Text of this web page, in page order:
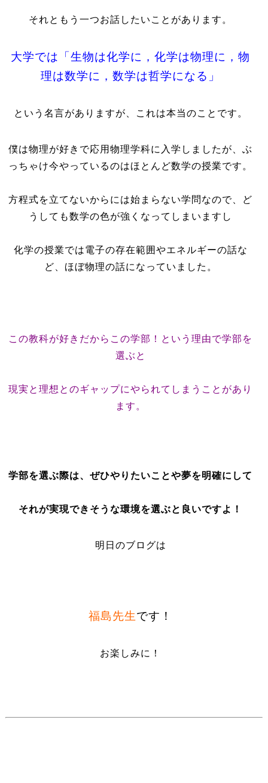
それともう一つお話したいことがあります。
大学では「生物は化学に，化学は物理に，物
理は数学に，数学は哲学になる」
という名言がありますが、これは本当のことです。
僕は物理が好きで応用物理学科に入学しましたが、ぶ
っちゃけ今やっているのはほとんど数学の授業です。
方程式を立てないからには始まらない学問なので、ど
うしても数学の色が強くなってしまいますし
化学の授業では電子の存在範囲やエネルギーの話な
ど、ほぼ物理の話になっていました。
この教科が好きだからこの学部！という理由で学部を
選ぶと
現実と理想とのギャップにやられてしまうことがあり
ます。
学部を選ぶ際は、ぜひやりたいことや夢を明確にして
それが実現できそうな環境を選ぶと良いですよ！
明日のブログは
福島先生です！
お楽しみに！